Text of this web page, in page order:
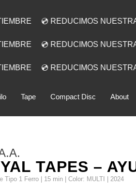
💿 REDUCIMOS
💿 REDUCIMOS
💿 REDUCIMOS
Tape Compact Disc About
TAPES –
Tipo 1 Ferro | 15 min | Color: MULTI | 2024